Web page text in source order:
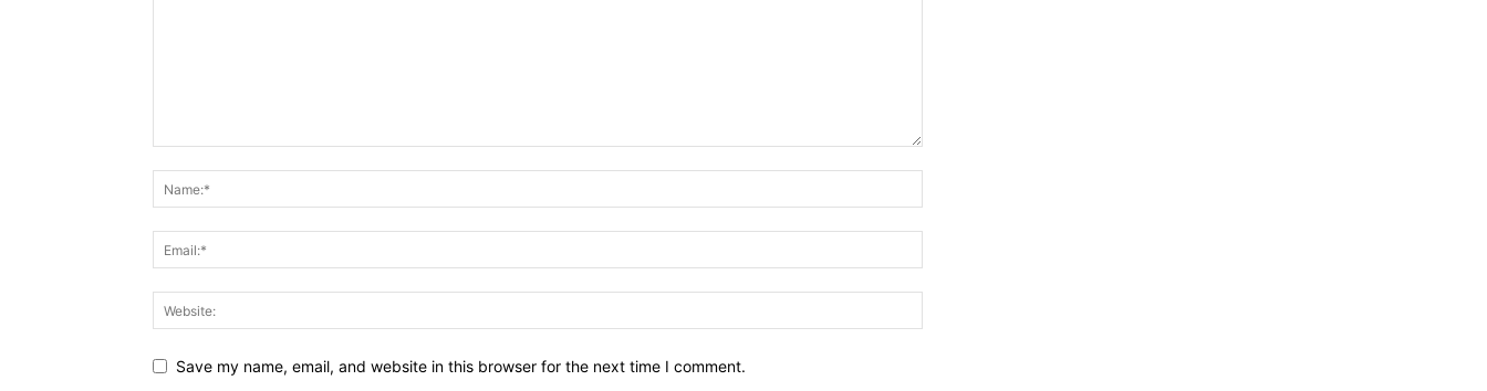
Save my name, email, and website in this browser for the next time I comment.